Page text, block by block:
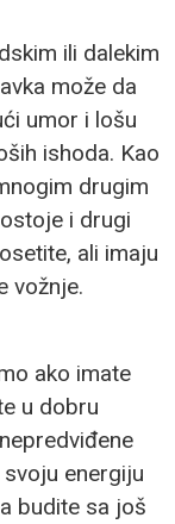
ili dalekim
može da
umor i lošu
ishoda. Kao
drugim
i drugi
ali imaju
vožnje.
ako imate
u dobru
energiju
budite sa još